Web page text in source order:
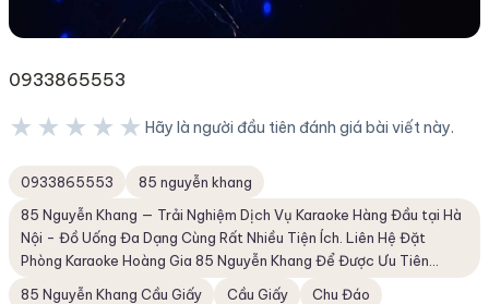
0933865553
★★★★★ Hãy là người đầu tiên đánh giá bài viết này.
0933865553
85 nguyễn khang
85 Nguyễn Khang — Trải Nghiệm Dịch Vụ Karaoke Hàng Đầu tại Hà
Nội - Đồ Uống Đa Dạng Cùng Rất Nhiều Tiện Ích. Liên Hệ Đặt
Phòng Karaoke Hoàng Gia 85 Nguyễn Khang Để Được Ưu Tiên...
85 Nguyễn Khang Cầu Giấy
Cầu Giấy
Chu Đáo